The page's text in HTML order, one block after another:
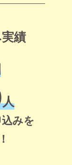
績
人
みを